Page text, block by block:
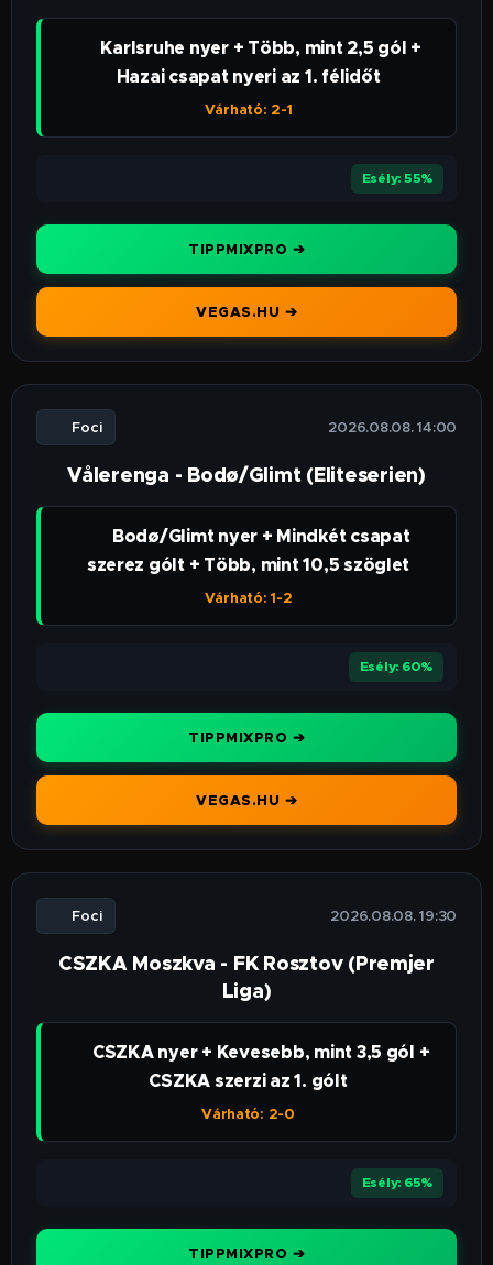
👉 Karlsruhe nyer + Több, mint 2,5 gól +
Hazai csapat nyeri az 1. félidőt
Várható: 2-1
Esély: 55%
TIPPMIXPRO ➔
VEGAS.HU ➔
⚽ Foci 🕒 2026.08.08. 14:00
Vålerenga - Bodø/Glimt (Eliteserien)
👉 Bodø/Glimt nyer + Mindkét csapat
szerez gólt + Több, mint 10,5 szöglet
Várható: 1-2
Esély: 60%
TIPPMIXPRO ➔
VEGAS.HU ➔
⚽ Foci 🕒 2026.08.08. 19:30
CSZKA Moszkva - FK Rosztov (Premjer
Liga)
👉 CSZKA nyer + Kevesebb, mint 3,5 gól +
CSZKA szerzi az 1. gólt
Várható: 2-0
Esély: 65%
TIPPMIXPRO ➔